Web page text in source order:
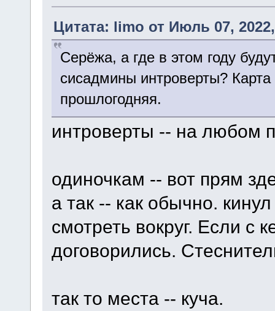
Цитата: limo от Июль 07,
Серёжа, а где в этом году
сисадмины интроверты?
прошлогодняя.
интроверты -- на любом
одиночкам -- вот прям
а так -- как обычно.
смотреть вокруг. Если с
договорились.
так то места -- куча.